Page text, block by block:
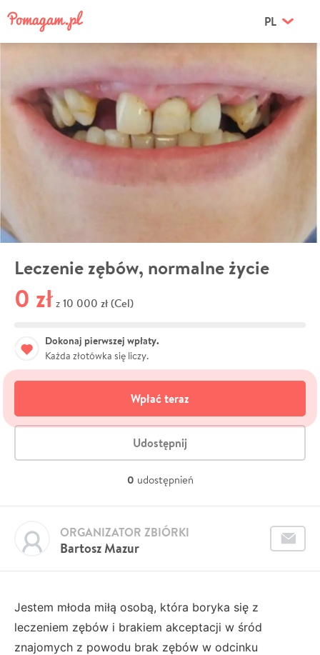
PL
Leczenie zębów, normalne życie
0 zł z 10 000 zł (Cel)
Dokonaj pierwszej wpłaty.
Każda złotówka się liczy.
Wpłać teraz
Udostępnij
0 udostępnień
Bartosz Mazur
ORGANIZATOR ZBIÓRKI
Jestem młoda miłą osobą, która boryka się z
leczeniem zębów i brakiem akceptacji w śród
znajomych z powodu brak zębów w odcinku